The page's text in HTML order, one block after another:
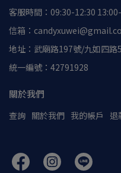
客服時間：09:30-12:30
信箱：
地址：武廟路197號/九如四
統一編號：42791928
關於我們
查詢 關於我們 我的帳戶 退